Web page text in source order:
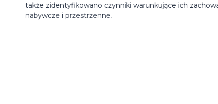
także zidentyfikowano czynniki warunkujące ich
nabywcze i przestrzenne.